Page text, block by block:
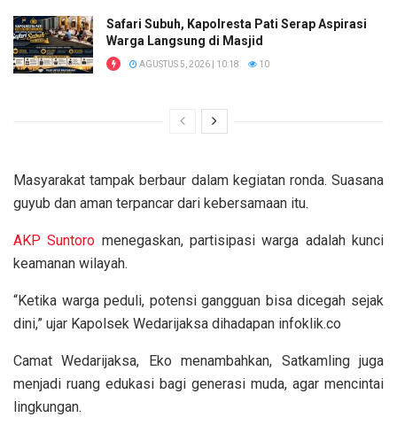
Safari Subuh, Kapolresta Pati Serap Aspirasi
Warga Langsung di Masjid
AGUSTUS 5, 2026 | 10:18 10
Masyarakat tampak berbaur dalam kegiatan ronda. Suasana
guyub dan aman terpancar dari kebersamaan itu.
AKP Suntoro menegaskan, partisipasi warga adalah kunci
keamanan wilayah.
“Ketika warga peduli, potensi gangguan bisa dicegah sejak
dini,” ujar Kapolsek Wedarijaksa dihadapan infoklik.co
Camat Wedarijaksa, Eko menambahkan, Satkamling juga
menjadi ruang edukasi bagi generasi muda, agar mencintai
lingkungan.